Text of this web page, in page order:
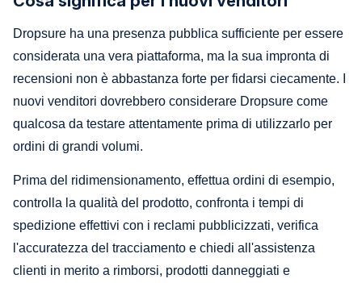
Dropsure ha una presenza pubblica sufficiente per essere
considerata una vera piattaforma, ma la sua impronta di
recensioni non è abbastanza forte per fidarsi ciecamente. I
nuovi venditori dovrebbero considerare Dropsure come
qualcosa da testare attentamente prima di utilizzarlo per
ordini di grandi volumi.
Prima del ridimensionamento, effettua ordini di esempio,
controlla la qualità del prodotto, confronta i tempi di
spedizione effettivi con i reclami pubblicizzati, verifica
l'accuratezza del tracciamento e chiedi all'assistenza
clienti in merito a rimborsi, prodotti danneggiati e